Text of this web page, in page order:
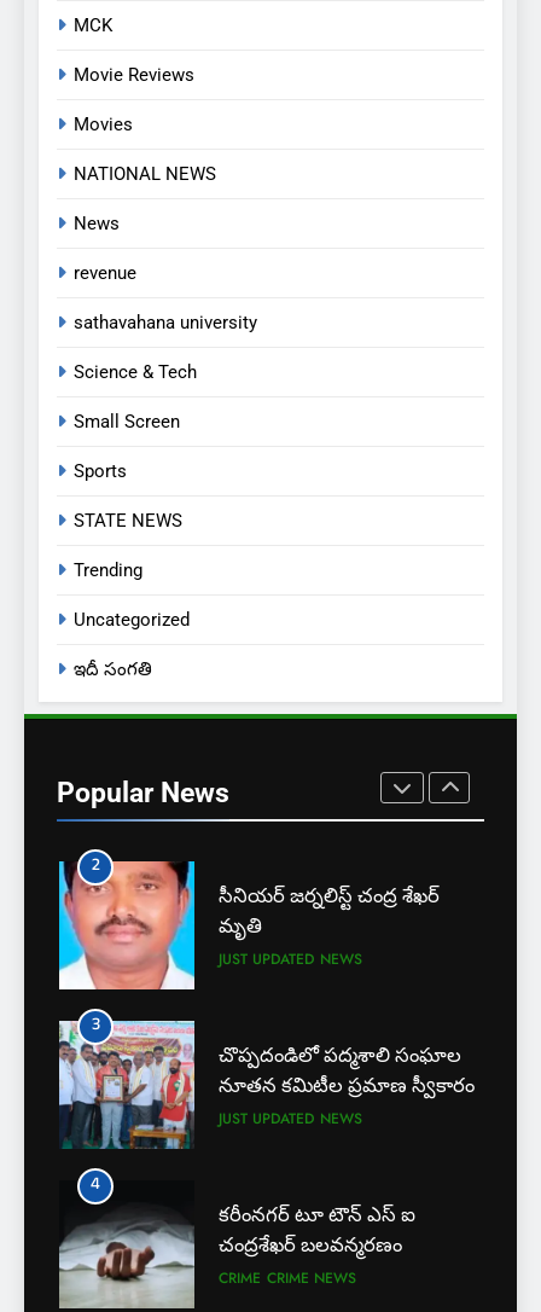
MCK
Movie Reviews
Movies
NATIONAL NEWS
News
revenue
sathavahana university
Science & Tech
Small Screen
Sports
STATE NEWS
Trending
Uncategorized
ఇదీ సంగతి
Popular News
5
6
1
న్యాయవాదుల ఆర్థిక చేయూత
JUST UPDATED KARIMNAGAR NEWS
2
సీనియర్ జర్నలిస్ట్ చంద్ర శేఖర్
మృతి
JUST UPDATED NEWS
3
చొప్పదండిలో పద్మశాలి సంఘాల
నూతన కమిటీల ప్రమాణ స్వీకారం
JUST UPDATED NEWS
4
కరీంనగర్ టూ టౌన్ ఎస్ ఐ
చంద్రశేఖర్ బలవన్మరణం
CRIME CRIME NEWS